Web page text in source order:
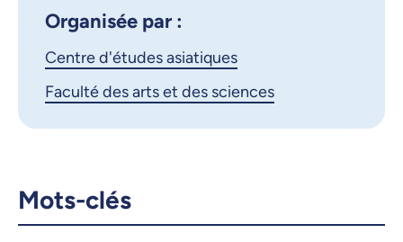
LinkedIn
Copier le lien
Organisée par :
Centre d'études asiatiques
Faculté des arts et des sciences
Mots-clés